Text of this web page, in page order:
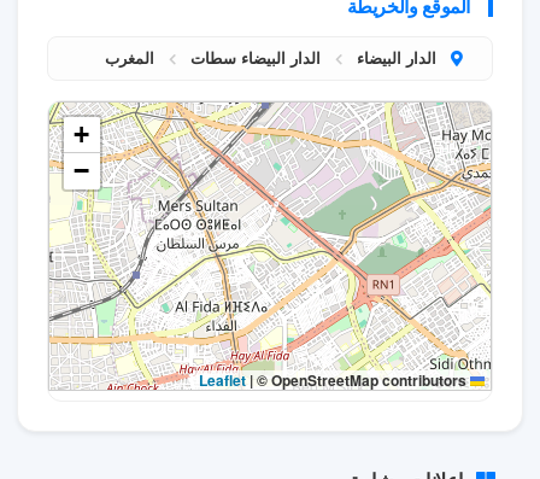
الموقع والخريطة
الدار البيضاء الدار البيضاء سطات المغرب
+
−
Leaflet
|© OpenStreetMap contributors